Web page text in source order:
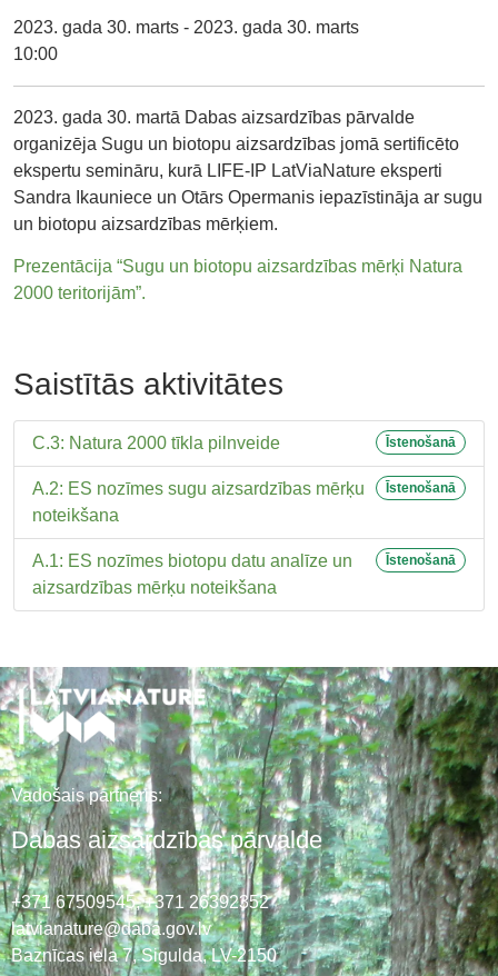
2023. gada 30. marts - 2023. gada 30. marts
10:00
2023. gada 30. martā Dabas aizsardzības pārvalde
organizēja Sugu un biotopu aizsardzības jomā sertificēto
ekspertu semināru, kurā LIFE-IP LatViaNature eksperti
Sandra Ikauniece un Otārs Opermanis iepazīstināja ar sugu
un biotopu aizsardzības mērķiem.
Prezentācija “Sugu un biotopu aizsardzības mērķi Natura
2000 teritorijām”.
Saistītās aktivitātes
C.3: Natura 2000 tīkla pilnveide Īstenošanā
A.2: ES nozīmes sugu aizsardzības mērķu
noteikšana
Īstenošanā
A.1: ES nozīmes biotopu datu analīze un
aizsardzības mērķu noteikšana
Īstenošanā
Vadošais partneris:
Dabas aizsardzības pārvalde
+371 67509545,+371 26392352
latvianature@daba.gov.lv
Baznīcas iela 7, Sigulda, LV-2150